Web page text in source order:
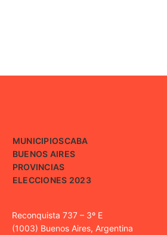
MUNICIPIOSCABA
BUENOS AIRES
PROVINCIAS
ELECCIONES 2023
Reconquista 737 – 3º E
(1003) Buenos Aires, Argentina